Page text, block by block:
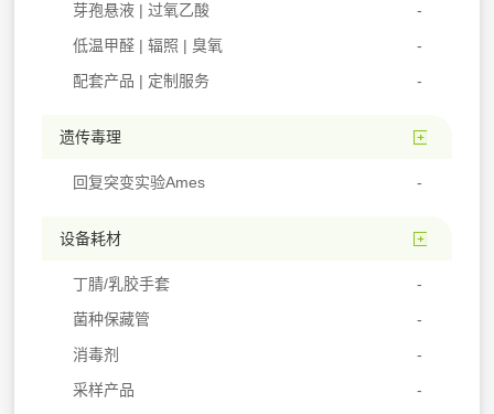
芽孢悬液 | 过氧乙酸
低温甲醛 | 辐照 | 臭氧
配套产品 | 定制服务
遗传毒理
回复突变实验Ames
设备耗材
丁腈/乳胶手套
菌种保藏管
消毒剂
采样产品